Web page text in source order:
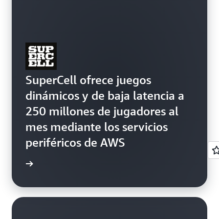
SuperCell ofrece juegos
dinámicos y de baja latencia a
250 millones de jugadores al
mes mediante los servicios
periféricos de AWS